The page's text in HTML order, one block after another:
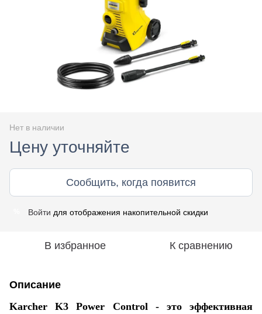
Нет в наличии
Цену уточняйте
Сообщить, когда появится
Войти для отображения накопительной скидки
В избранное К сравнению
Описание
Karcher K3 Power Control - это эффективная